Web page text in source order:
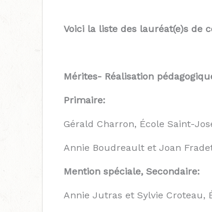
Voici la liste des lauréat(e)s de
Mérites- Réalisation
Primaire:
Gérald Charron, École Saint-
Annie Boudreault et Joan
Mention spéciale, Secondaire:
Annie Jutras et Sylvie Croteau,